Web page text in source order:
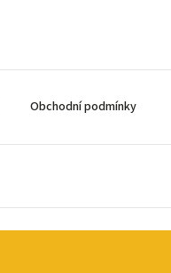
Obchodní podmínky